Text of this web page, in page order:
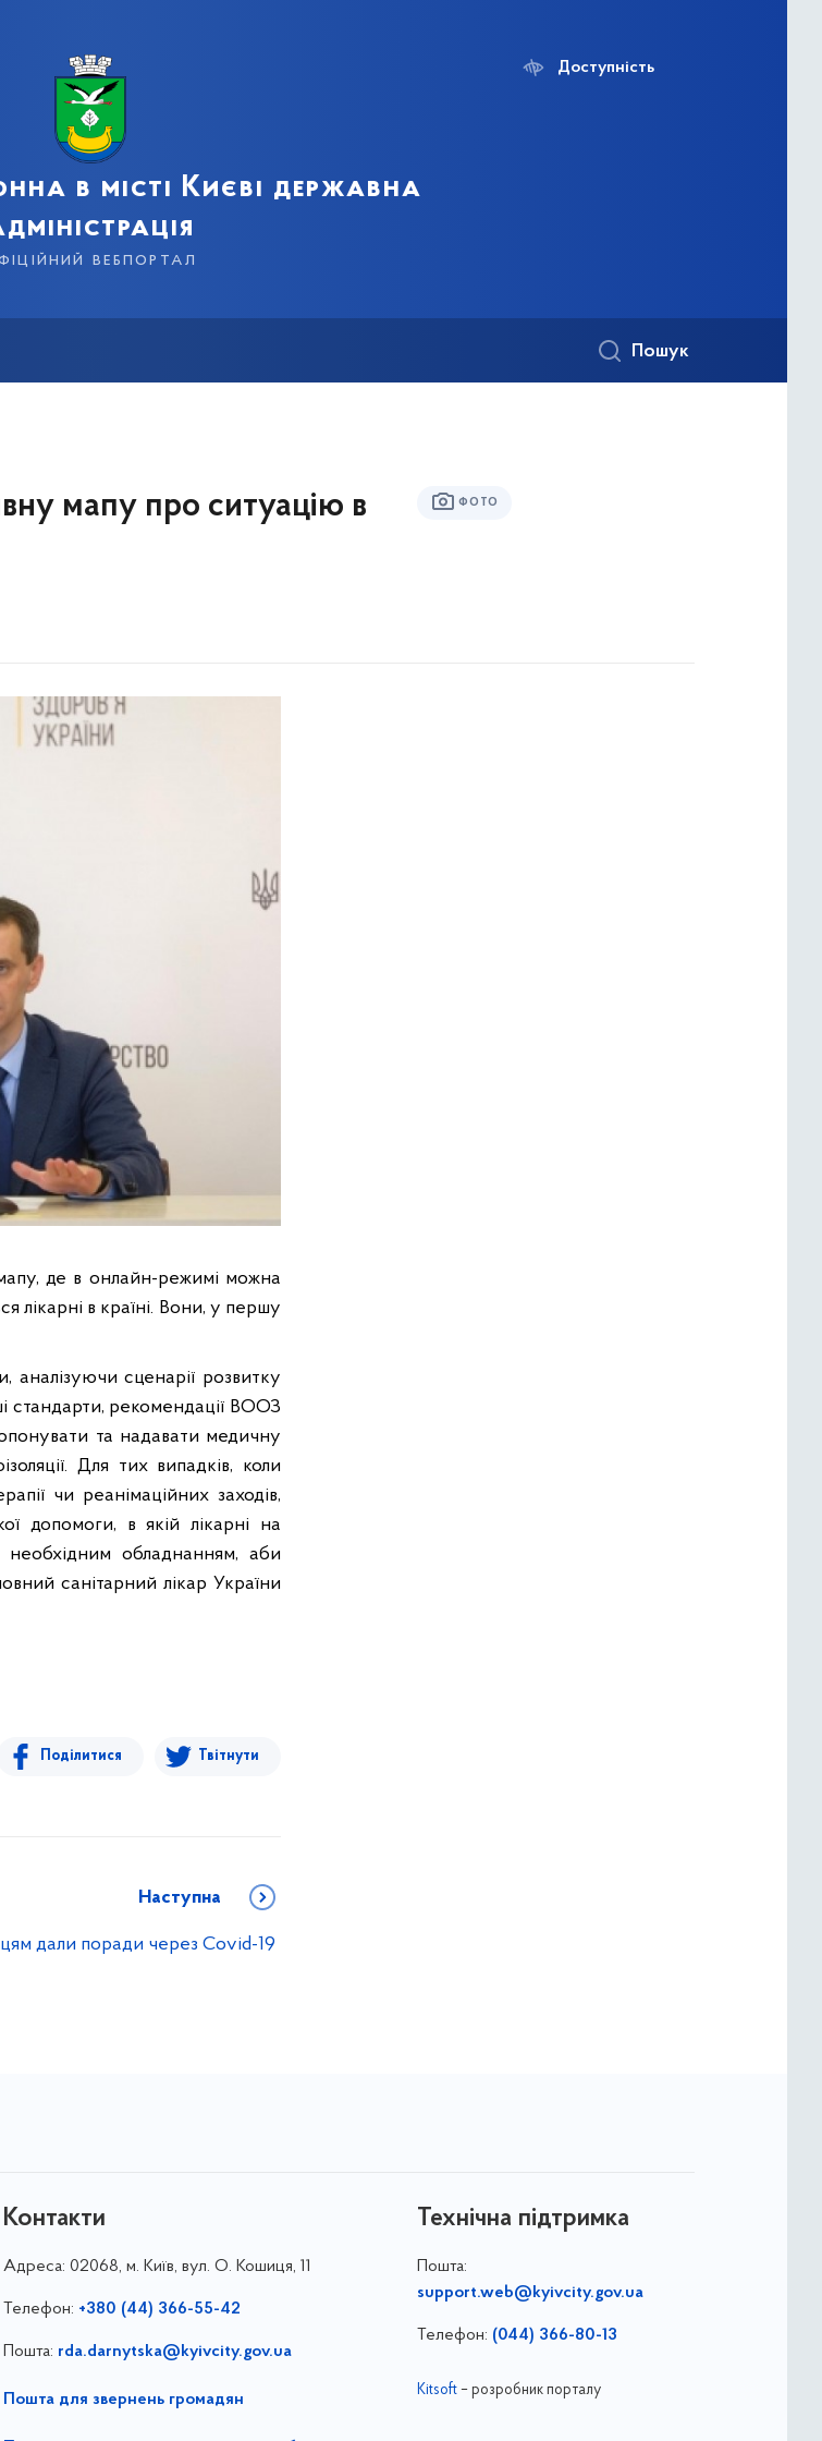
в місті Києві державна
вебпортал
Доступність
Пошук
мапу про ситуацію в
ФОТО
де в онлайн-режимі можна
лікарні в країні. Вони, у першу
сценарії розвитку
стандарти, рекомендації ВООЗ
та надавати медичну
Для тих випадків, коли
чи реанімаційних заходів,
допомоги, в якій лікарні на
необхідним обладнанням, аби
санітарний лікар України
Поділитися Твітнути
Наступна
дали поради через Covid-19
Контакти
Адреса: 02068, м. Київ, вул. О. Кошиця, 11
Телефон: +380 (44) 366-55-42
Пошта: rda.darnytska@kyivcity.gov.ua
Пошта для звернень громадян
Технічна підтримка
Пошта:
support.web@kyivcity.gov.ua
Телефон: (044) 366-80-13
Kitsoft– розробник порталу